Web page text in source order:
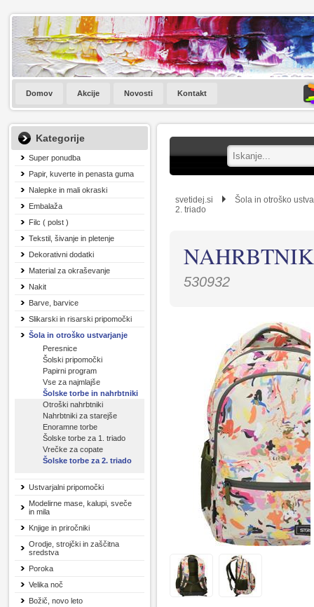
Domov Akcije Novosti Kontakt
Kategorije
Super ponudba
Papir, kuverte in penasta guma
Nalepke in mali okraski
Embalaža
Filc ( polst )
Tekstil, šivanje in pletenje
Dekorativni dodatki
Material za okraševanje
Nakit
Barve, barvice
Slikarski in risarski pripomočki
Šola in otroško ustvarjanje
Peresnice
Šolski pripomočki
Papirni program
Vse za najmlajše
Šolske torbe in nahrbtniki
Otroški nahrbtniki
Nahrbtniki za starejše
Enoramne torbe
Šolske torbe za 1. triado
Vrečke za copate
Šolske torbe za 2. triado
Ustvarjalni pripomočki
Modelirne mase, kalupi, sveče
in mila
Knjige in priročniki
Orodje, strojčki in zaščitna
sredstva
Poroka
Velika noč
Božič, novo leto
svetidej.si
Šola in otroško
2. triado
530932